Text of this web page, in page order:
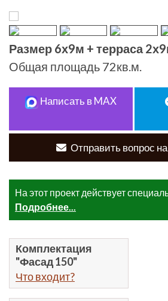
Размер 6х9м + терраса
Общая площадь 72кв.м.
Написать в MAX
Отправить вопрос
На этот проект действует
Подробнее...
Комплектация
"Фасад 150"
Что входит?